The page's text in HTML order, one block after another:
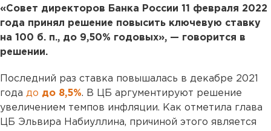
«Совет директоров Банка России 11 февраля 2022
года принял решение повысить ключевую ставку
на 100 б. п., до 9,50% годовых», — говорится в
решении.
Последний раз ставка повышалась в декабре 2021
года до до 8,5%. В ЦБ аргументируют решение
увеличением темпов инфляции. Как отметила глава
ЦБ Эльвира Набиуллина, причиной этого является